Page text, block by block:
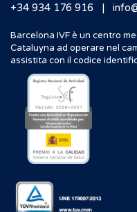
+34 934 176 916
|
Barcelona IVF è un centro
Cataluyna ad operare nel
assistita con il codice